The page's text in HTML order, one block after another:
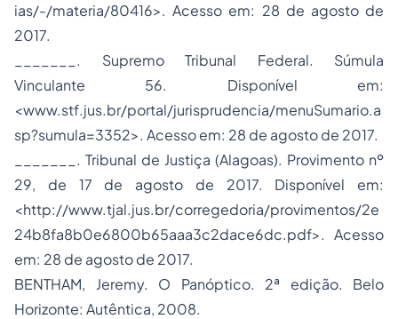
ias/-/materia/80416>. Acesso em: 28 de agosto de
2017.
_______. Supremo Tribunal Federal. Súmula
Vinculante 56. Disponível em:
<www.stf.jus.br/portal/jurisprudencia/menuSumario.a
sp?sumula=3352>. Acesso em: 28 de agosto de 2017.
_______. Tribunal de Justiça (Alagoas). Provimento nº
29, de 17 de agosto de 2017. Disponível em:
<http://www.tjal.jus.br/corregedoria/provimentos/2e
24b8fa8b0e6800b65aaa3c2dace6dc.pdf>. Acesso
em: 28 de agosto de 2017.
BENTHAM, Jeremy. O Panóptico. 2ª edição. Belo
Horizonte: Autêntica, 2008.